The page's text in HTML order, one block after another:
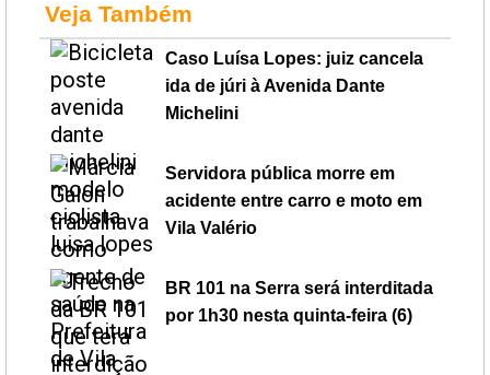
Veja Também
Caso Luísa Lopes: juiz cancela
ida de júri à Avenida Dante
Michelini
Servidora pública morre em
acidente entre carro e moto em
Vila Valério
BR 101 na Serra será interditada
por 1h30 nesta quinta-feira (6)